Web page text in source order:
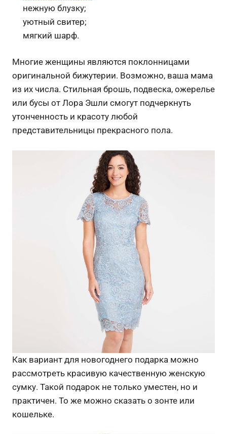
нежную блузку;
уютный свитер;
мягкий шарф.
Многие женщины являются поклонницами
оригинальной бижутерии. Возможно, ваша мама
из их числа. Стильная брошь, подвеска, ожерелье
или бусы от Лора Эшли смогут подчеркнуть
утонченность и красоту любой
представительницы прекрасного пола.
Как вариант для новогоднего подарка можно
рассмотреть красивую качественную женскую
сумку. Такой подарок не только уместен, но и
практичен. То же можно сказать о зонте или
кошельке.